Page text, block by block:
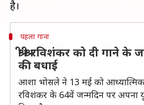
पहला गाना
श्री श्री रविशंकर को दी गाने
की बधाई
आशा भोसले ने 13 मई को आध्यात्मिक
रविशंकर के 64वें जन्मदिन पर अपना